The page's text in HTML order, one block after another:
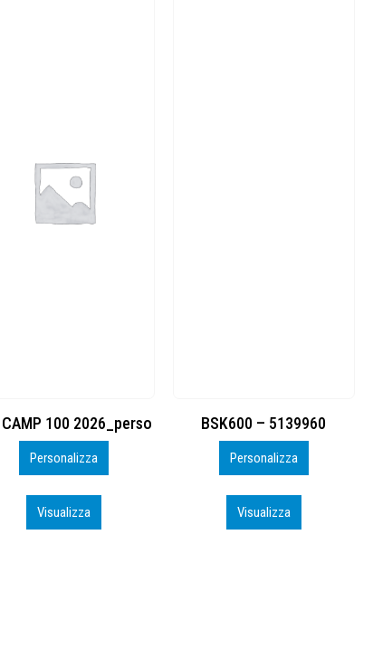
BSK600 – 5139960
Personalizza
Visualizza
DTF
Personalizza
Visualizza